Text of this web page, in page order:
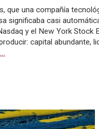
que una compañía
significaba casi
y el New York Stock
capital abundante,
…